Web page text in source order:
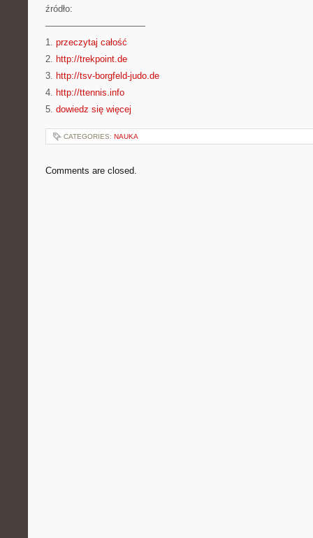
źródło:
———————————
1. przeczytaj całość
2. http://trekpoint.de
3. http://tsv-borgfeld-judo.de
4. http://ttennis.info
5. dowiedz się więcej
CATEGORIES: NAUKA
Comments are closed.